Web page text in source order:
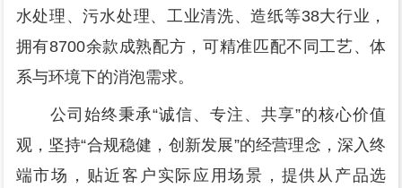
水处理、污水处理、工业清洗、造纸等38大行业，
拥有8700余款成熟配方，可精准匹配不同工艺、体
系与环境下的消泡需求。
公司始终秉承“诚信、专注、共享”的核心价值
观，坚持“合规稳健，创新发展”的经营理念，深入终
端市场，贴近客户实际应用场景，提供从产品选